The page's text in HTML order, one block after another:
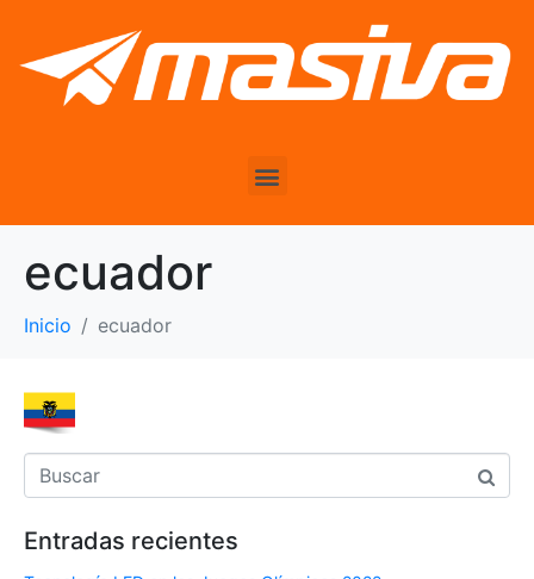
ecuador
Inicio ecuador
Entradas recientes